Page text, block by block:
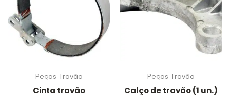
Peças Travão
Cinta travão
Peças Travão
Calço de travão (1 un.)